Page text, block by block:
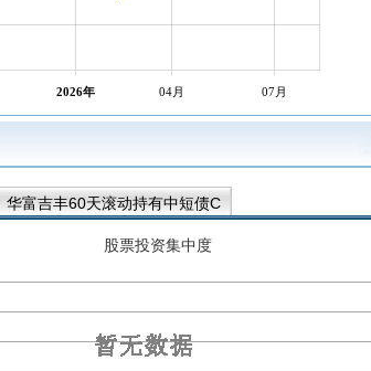
2026年 04月 07月
华富吉丰60天滚动持有中短债C
华富恒欣纯债债券E
股票投资集中度